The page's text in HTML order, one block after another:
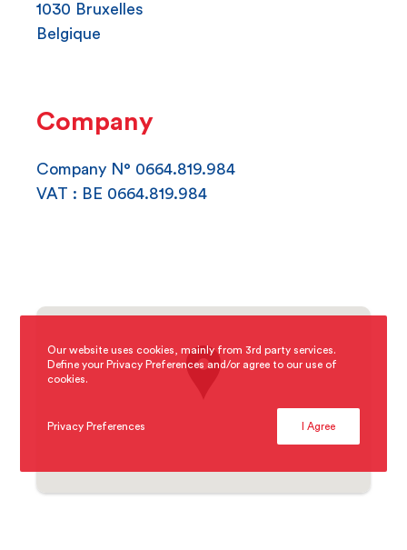
1030 Bruxelles
Belgique
Company
Company N° 0664.819.984
VAT : BE 0664.819.984
Our website uses cookies, mainly from 3rd party services.
Define your Privacy Preferences and/or agree to our use of
cookies.
Privacy Preferences I Agree